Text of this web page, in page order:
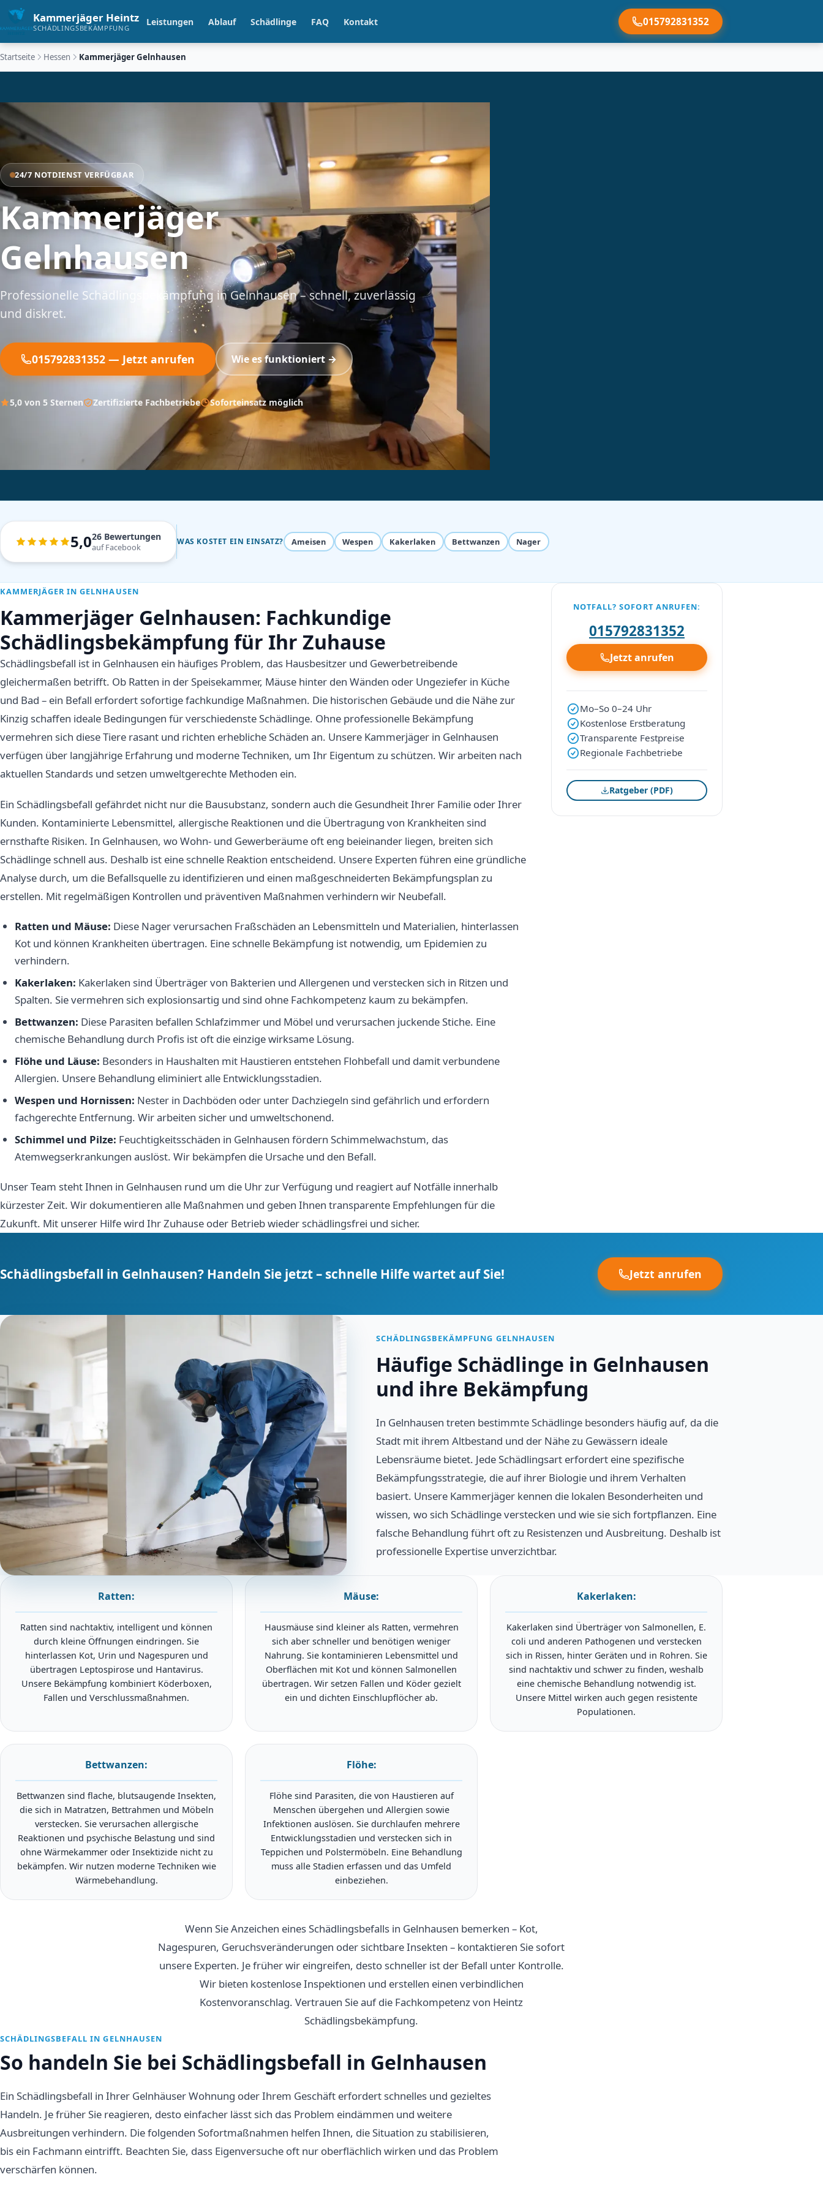
Kammerjäger Heintz
SCHÄDLINGSBEKÄMPFUNG
Leistungen Ablauf Schädlinge FAQ Kontakt 015792831352
Startseite Hessen Kammerjäger Gelnhausen
24/7 NOTDIENST VERFÜGBAR
Kammerjäger
Gelnhausen
Professionelle Schädlingsbekämpfung in Gelnhausen – schnell, zuverlässig
und diskret.
015792831352 — Jetzt anrufen Wie es funktioniert →
5,0 von 5 Sternen Zertifizierte Fachbetriebe Soforteinsatz möglich
5,026 Bewertungen
auf Facebook
WAS KOSTET EIN EINSATZ? Ameisen Wespen Kakerlaken Bettwanzen Nager
KAMMERJÄGER IN GELNHAUSEN
Kammerjäger Gelnhausen: Fachkundige
Schädlingsbekämpfung für Ihr Zuhause
Schädlingsbefall ist in Gelnhausen ein häufiges Problem, das Hausbesitzer und Gewerbetreibende
gleichermaßen betrifft. Ob Ratten in der Speisekammer, Mäuse hinter den Wänden oder Ungeziefer in Küche
und Bad – ein Befall erfordert sofortige fachkundige Maßnahmen. Die historischen Gebäude und die Nähe zur
Kinzig schaffen ideale Bedingungen für verschiedenste Schädlinge. Ohne professionelle Bekämpfung
vermehren sich diese Tiere rasant und richten erhebliche Schäden an. Unsere Kammerjäger in Gelnhausen
verfügen über langjährige Erfahrung und moderne Techniken, um Ihr Eigentum zu schützen. Wir arbeiten nach
aktuellen Standards und setzen umweltgerechte Methoden ein.
Ein Schädlingsbefall gefährdet nicht nur die Bausubstanz, sondern auch die Gesundheit Ihrer Familie oder Ihrer
Kunden. Kontaminierte Lebensmittel, allergische Reaktionen und die Übertragung von Krankheiten sind
ernsthafte Risiken. In Gelnhausen, wo Wohn- und Gewerberäume oft eng beieinander liegen, breiten sich
Schädlinge schnell aus. Deshalb ist eine schnelle Reaktion entscheidend. Unsere Experten führen eine gründliche
Analyse durch, um die Befallsquelle zu identifizieren und einen maßgeschneiderten Bekämpfungsplan zu
erstellen. Mit regelmäßigen Kontrollen und präventiven Maßnahmen verhindern wir Neubefall.
Ratten und Mäuse: Diese Nager verursachen Fraßschäden an Lebensmitteln und Materialien, hinterlassen
Kot und können Krankheiten übertragen. Eine schnelle Bekämpfung ist notwendig, um Epidemien zu
verhindern.
Kakerlaken: Kakerlaken sind Überträger von Bakterien und Allergenen und verstecken sich in Ritzen und
Spalten. Sie vermehren sich explosionsartig und sind ohne Fachkompetenz kaum zu bekämpfen.
Bettwanzen: Diese Parasiten befallen Schlafzimmer und Möbel und verursachen juckende Stiche. Eine
chemische Behandlung durch Profis ist oft die einzige wirksame Lösung.
Flöhe und Läuse: Besonders in Haushalten mit Haustieren entstehen Flohbefall und damit verbundene
Allergien. Unsere Behandlung eliminiert alle Entwicklungsstadien.
Wespen und Hornissen: Nester in Dachböden oder unter Dachziegeln sind gefährlich und erfordern
fachgerechte Entfernung. Wir arbeiten sicher und umweltschonend.
Schimmel und Pilze: Feuchtigkeitsschäden in Gelnhausen fördern Schimmelwachstum, das
Atemwegserkrankungen auslöst. Wir bekämpfen die Ursache und den Befall.
Unser Team steht Ihnen in Gelnhausen rund um die Uhr zur Verfügung und reagiert auf Notfälle innerhalb
kürzester Zeit. Wir dokumentieren alle Maßnahmen und geben Ihnen transparente Empfehlungen für die
Zukunft. Mit unserer Hilfe wird Ihr Zuhause oder Betrieb wieder schädlingsfrei und sicher.
NOTFALL? SOFORT ANRUFEN:
015792831352
Jetzt anrufen
Mo–So 0–24 Uhr
Kostenlose Erstberatung
Transparente Festpreise
Regionale Fachbetriebe
Ratgeber (PDF)
Schädlingsbefall in Gelnhausen? Handeln Sie jetzt – schnelle Hilfe wartet auf Sie! Jetzt anrufen
SCHÄDLINGSBEKÄMPFUNG GELNHAUSEN
Häufige Schädlinge in Gelnhausen
und ihre Bekämpfung
In Gelnhausen treten bestimmte Schädlinge besonders häufig auf, da die
Stadt mit ihrem Altbestand und der Nähe zu Gewässern ideale
Lebensräume bietet. Jede Schädlingsart erfordert eine spezifische
Bekämpfungsstrategie, die auf ihrer Biologie und ihrem Verhalten
basiert. Unsere Kammerjäger kennen die lokalen Besonderheiten und
wissen, wo sich Schädlinge verstecken und wie sie sich fortpflanzen. Eine
falsche Behandlung führt oft zu Resistenzen und Ausbreitung. Deshalb ist
professionelle Expertise unverzichtbar.
Ratten:
Ratten sind nachtaktiv, intelligent und können
durch kleine Öffnungen eindringen. Sie
hinterlassen Kot, Urin und Nagespuren und
übertragen Leptospirose und Hantavirus.
Unsere Bekämpfung kombiniert Köderboxen,
Fallen und Verschlussmaßnahmen.
Mäuse:
Hausmäuse sind kleiner als Ratten, vermehren
sich aber schneller und benötigen weniger
Nahrung. Sie kontaminieren Lebensmittel und
Oberflächen mit Kot und können Salmonellen
übertragen. Wir setzen Fallen und Köder gezielt
ein und dichten Einschlupflöcher ab.
Kakerlaken:
Kakerlaken sind Überträger von Salmonellen, E.
coli und anderen Pathogenen und verstecken
sich in Rissen, hinter Geräten und in Rohren. Sie
sind nachtaktiv und schwer zu finden, weshalb
eine chemische Behandlung notwendig ist.
Unsere Mittel wirken auch gegen resistente
Populationen.
Bettwanzen:
Bettwanzen sind flache, blutsaugende Insekten,
die sich in Matratzen, Bettrahmen und Möbeln
verstecken. Sie verursachen allergische
Reaktionen und psychische Belastung und sind
ohne Wärmekammer oder Insektizide nicht zu
bekämpfen. Wir nutzen moderne Techniken wie
Wärmebehandlung.
Flöhe:
Flöhe sind Parasiten, die von Haustieren auf
Menschen übergehen und Allergien sowie
Infektionen auslösen. Sie durchlaufen mehrere
Entwicklungsstadien und verstecken sich in
Teppichen und Polstermöbeln. Eine Behandlung
muss alle Stadien erfassen und das Umfeld
einbeziehen.
Wenn Sie Anzeichen eines Schädlingsbefalls in Gelnhausen bemerken – Kot,
Nagespuren, Geruchsveränderungen oder sichtbare Insekten – kontaktieren Sie sofort
unsere Experten. Je früher wir eingreifen, desto schneller ist der Befall unter Kontrolle.
Wir bieten kostenlose Inspektionen und erstellen einen verbindlichen
Kostenvoranschlag. Vertrauen Sie auf die Fachkompetenz von Heintz
Schädlingsbekämpfung.
SCHÄDLINGSBEFALL IN GELNHAUSEN
So handeln Sie bei Schädlingsbefall in Gelnhausen
Ein Schädlingsbefall in Ihrer Gelnhäuser Wohnung oder Ihrem Geschäft erfordert schnelles und gezieltes
Handeln. Je früher Sie reagieren, desto einfacher lässt sich das Problem eindämmen und weitere
Ausbreitungen verhindern. Die folgenden Sofortmaßnahmen helfen Ihnen, die Situation zu stabilisieren,
bis ein Fachmann eintrifft. Beachten Sie, dass Eigenversuche oft nur oberflächlich wirken und das Problem
verschärfen können.